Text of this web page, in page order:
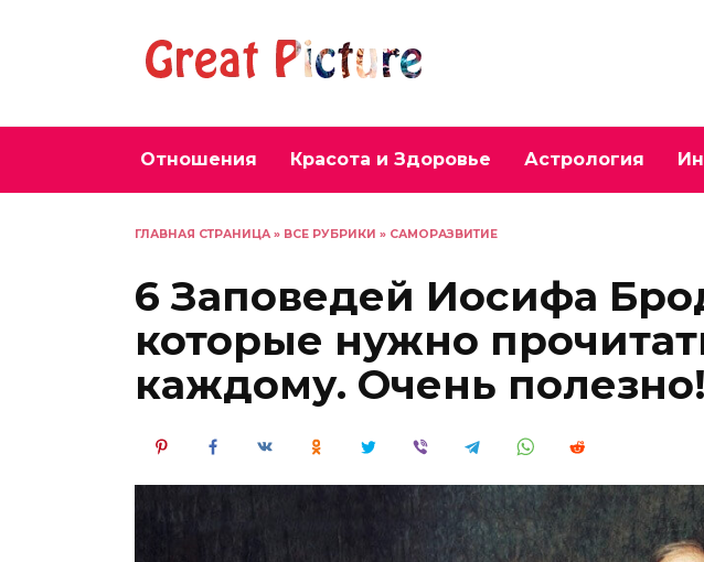
Отношения Красота и Здоровье Астрология
ГЛАВНАЯ СТРАНИЦА » ВСЕ РУБРИКИ » САМОРАЗВИТИЕ
6 Заповедей Иосифа
которые нужно
каждому. Очень